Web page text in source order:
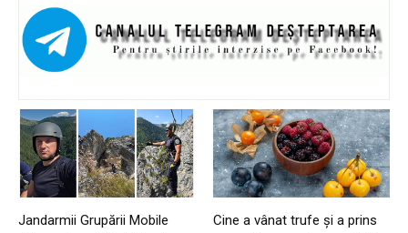
Jandarmii Grupării Mobile
Cine a vânat trufe și a prins